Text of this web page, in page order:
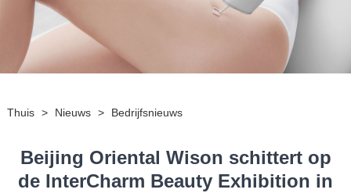
Thuis > Nieuws > Bedrijfsnieuws
Beijing Oriental Wison schittert op
de InterCharm Beauty Exhibition in